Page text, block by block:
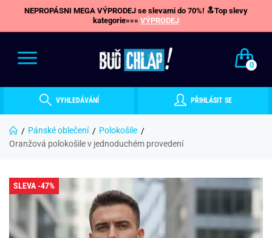
NEPROPÁSNI MEGA VÝPRODEJ se slevami do 70%! 🔝Top slevy
kategorie»»» VÝPRODEJ
0
VYHLEDÁVÁNÍ PŘIHLÁSIT SE
Pánské oblečení
Polokošile
Oranžová polokošile v jednoduchém provedení
SLEVA -47%